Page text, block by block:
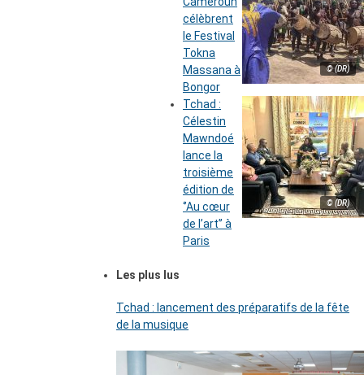
© (DR)
célèbrent
le Festival
Tokna
Massana à
Bongor
© (DR)
Tchad :
Célestin
Mawndoé
lance la
troisième
édition de
‘’Au cœur
de l’art’’ à
Paris
Les plus lus
Tchad : lancement des préparatifs de la fête
de la musique